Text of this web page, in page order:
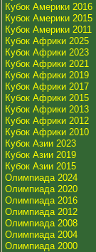
Кубок Америки 2016
Кубок Америки 2015
Кубок Америки 2011
Кубок Африки 2025
Кубок Африки 2023
Кубок Африки 2021
Кубок Африки 2019
Кубок Африки 2017
Кубок Африки 2015
Кубок Африки 2013
Кубок Африки 2012
Кубок Африки 2010
Кубок Азии 2023
Кубок Азии 2019
Кубок Азии 2015
Олимпиада 2024
Олимпиада 2020
Олимпиада 2016
Олимпиада 2012
Олимпиада 2008
Олимпиада 2004
Олимпиада 2000